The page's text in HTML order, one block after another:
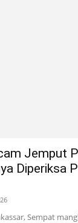
Jemput
Diperiksa
Sempat